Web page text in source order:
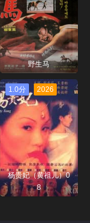
野生马
1.0分 2026
杨贵妃（黄祖儿）0
8